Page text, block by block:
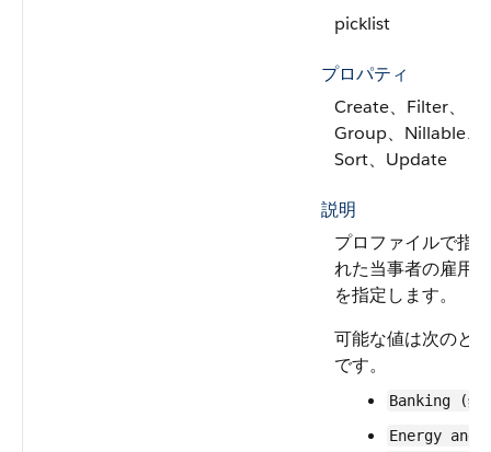
picklist
プロパティ
Create、Filter、
Group、Nillable、
Sort、Update
説明
プロファイルで指
れた当事者の雇用
を指定します。
可能な値は次のと
です。
Banking (銀
Energy and